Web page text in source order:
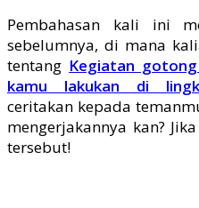
Pembahasan kali ini
sebelumnya, di mana
tentang Kegiatan
kamu lakukan di
ceritakan kepada
mengerjakannya kan?
tersebut!